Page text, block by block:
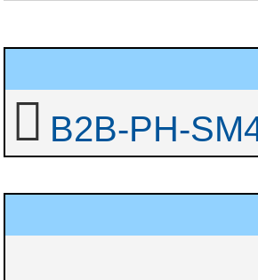
B2B-PH-